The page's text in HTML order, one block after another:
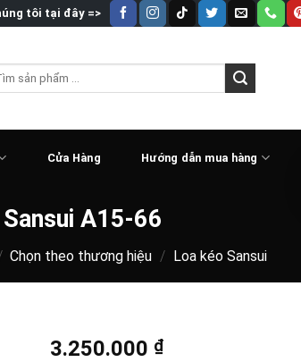
tôi tại đây =>
Cửa Hàng Hướng dẫn mua hàng
A15-66
Chọn theo thương hiệu / Loa kéo Sansui
3.250.000 ₫